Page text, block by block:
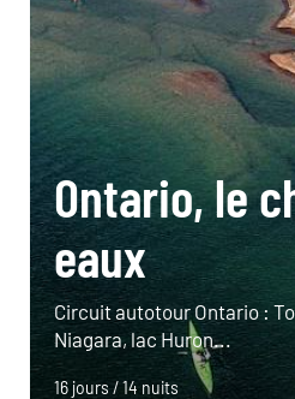
Ontario, le
eaux
Circuit autotour Ontario :
Niagara, lac Huron...
16 jours / 14 nuits